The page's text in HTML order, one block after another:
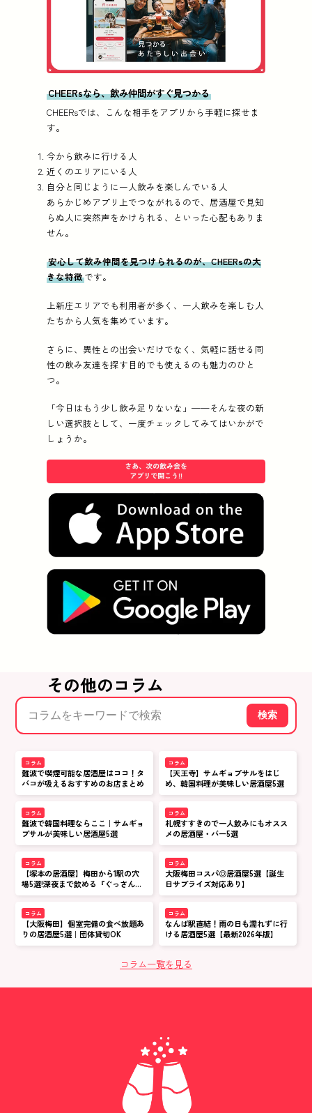
CHEERsなら、飲み仲間がすぐ見つかる
CHEERsでは、こんな相手をアプリから手軽に探せま
す。
今から飲みに行ける人
近くのエリアにいる人
自分と同じように一人飲みを楽しんでいる人
あらかじめアプリ上でつながれるので、居酒屋で見知
らぬ人に突然声をかけられる、といった心配もありま
せん。
安心して飲み仲間を見つけられるのが、CHEERsの大
きな特徴です。
上新庄エリアでも利用者が多く、一人飲みを楽しむ人
たちから人気を集めています。
さらに、異性との出会いだけでなく、気軽に話せる同
性の飲み友達を探す目的でも使えるのも魅力のひと
つ。
「今日はもう少し飲み足りないな」——そんな夜の新
しい選択肢として、一度チェックしてみてはいかがで
しょうか。
その他のコラム
検索
コラム
難波で喫煙可能な居酒屋はココ！タ
バコが吸えるおすすめのお店まとめ
コラム
【天王寺】サムギョプサルをはじ
め、韓国料理が美味しい居酒屋5選
コラム
難波で韓国料理ならここ｜サムギョ
プサルが美味しい居酒屋5選
コラム
札幌すすきので一人飲みにもオスス
メの居酒屋・バー5選
コラム
【塚本の居酒屋】梅田から1駅の穴
場5選!深夜まで飲める『ぐっさん』
など地元民おすすめの名店
コラム
大阪梅田コスパ◎居酒屋5選【誕生
日サプライズ対応あり】
コラム
【大阪梅田】個室完備の食べ放題あ
りの居酒屋5選｜団体貸切OK
コラム
なんば駅直結！雨の日も濡れずに行
ける居酒屋5選【最新2026年版】
コラム一覧を見る